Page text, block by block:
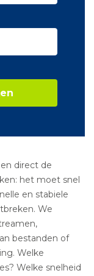
direct de
het moet snel
en stabiele
We
bestanden of
Welke
Welke snelheid